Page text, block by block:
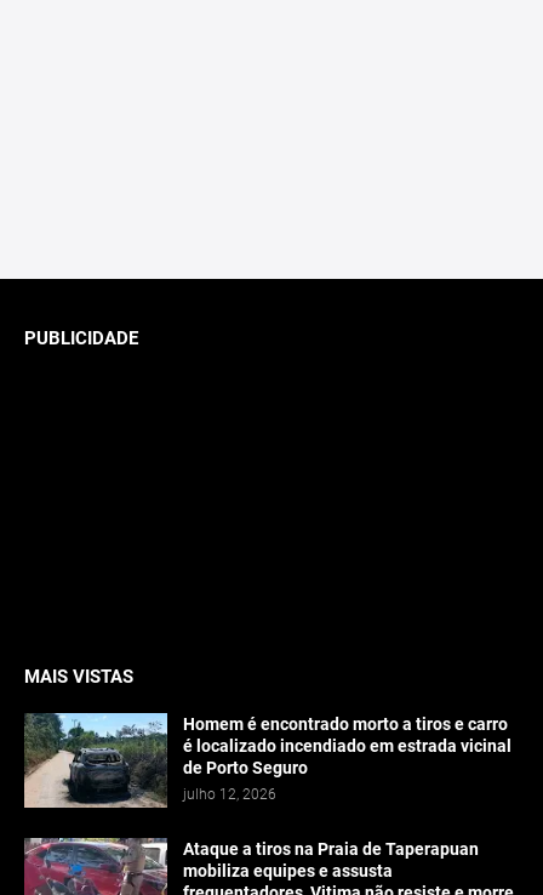
PUBLICIDADE
MAIS VISTAS
Homem é encontrado morto a tiros e carro
é localizado incendiado em estrada vicinal
de Porto Seguro
julho 12, 2026
Ataque a tiros na Praia de Taperapuan
mobiliza equipes e assusta